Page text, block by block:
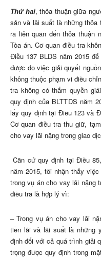
Thứ hai, thỏa thuận giữa
sản và lãi suất là những
ra liên quan đến thỏa thuận
Tòa án. Cơ quan điều tra
Điều 137 BLDS năm 2015
được do việc giải quyết
không thuộc phạm vi điều
tra không có thẩm quyền
quy định của BLTTDS năm
lấy quy định tại Điều 123 và
Cơ quan điều tra thu giữ,
cho vay lãi nặng trong giao
Căn cứ quy định tại Điều
năm 2015, tôi nhận thấy
trong vụ án cho vay lãi nặng
điều tra là hợp lý vì:
– Trong vụ án cho vay lãi
tiền lãi và lãi suất là những
định đối với cả quá trình giải
trọng được quy định trong